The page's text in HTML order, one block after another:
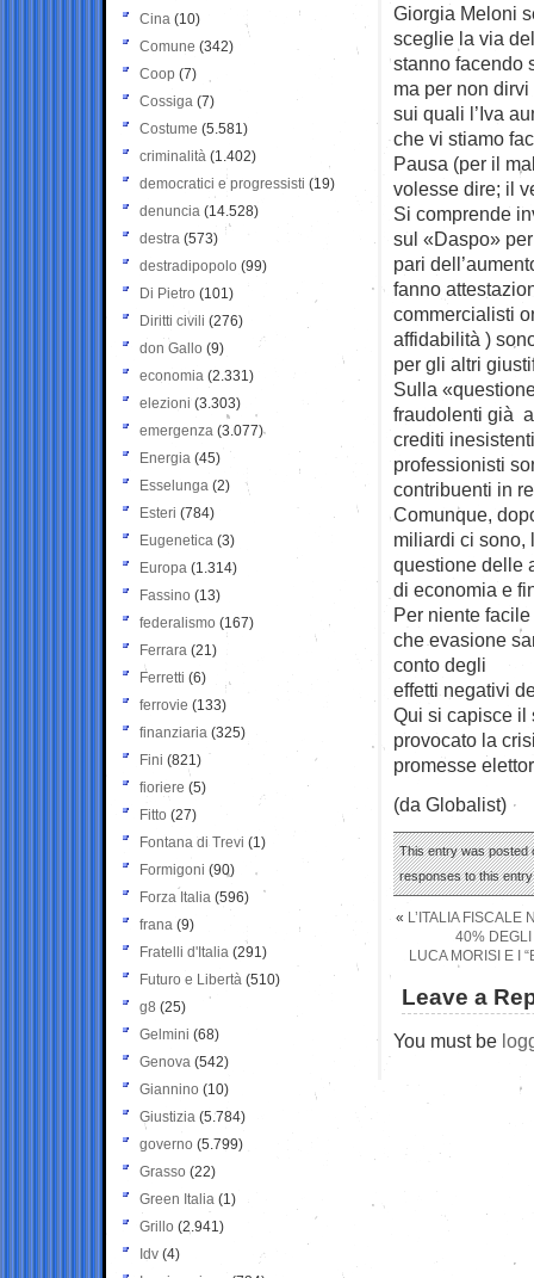
Giorgia Meloni
sceglie la via
stanno facendo
ma per non
sui quali l’Iva
che vi stiamo
Pausa (per il
volesse dire; il
Si comprende
sul «Daspo»
pari
fanno
commercialisti
affidabilità )
per gli altri
Sulla
fraudolenti già
crediti
professionisti
contribuenti in
Comunque,
miliardi ci sono,
questione delle
di economia e
Per niente
che evasione
conto degli
effetti negativi
Qui si capisce il
provocato la
promesse
(da Globalist)
This entry was posted
responses to this
« L’ITALIA
40% DEGLI
LUCA MORISI E I
Leave a
You must be
Cina (10)
Comune (342)
Coop (7)
Cossiga (7)
Costume (5.581)
criminalità (1.402)
democratici e progressisti (19)
denuncia (14.528)
destra (573)
destradipopolo (99)
Di Pietro (101)
Diritti civili (276)
don Gallo (9)
economia (2.331)
elezioni (3.303)
emergenza (3.077)
Energia (45)
Esselunga (2)
Esteri (784)
Eugenetica (3)
Europa (1.314)
Fassino (13)
federalismo (167)
Ferrara (21)
Ferretti (6)
ferrovie (133)
finanziaria (325)
Fini (821)
fioriere (5)
Fitto (27)
Fontana di Trevi (1)
Formigoni (90)
Forza Italia (596)
frana (9)
Fratelli d'Italia (291)
Futuro e Libertà (510)
g8 (25)
Gelmini (68)
Genova (542)
Giannino (10)
Giustizia (5.784)
governo (5.799)
Grasso (22)
Green Italia (1)
Grillo (2.941)
Idv (4)